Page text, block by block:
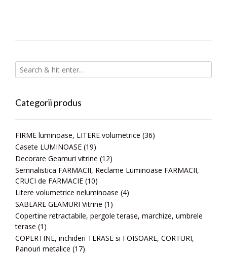
Categorii produs
FIRME luminoase, LITERE volumetrice (36)
Casete LUMINOASE (19)
Decorare Geamuri vitrine (12)
Semnalistica FARMACII, Reclame Luminoase FARMACII,
CRUCI de FARMACIE (10)
Litere volumetrice neluminoase (4)
SABLARE GEAMURI Vitrine (1)
Copertine retractabile, pergole terase, marchize, umbrele
terase (1)
COPERTINE, inchideri TERASE si FOISOARE, CORTURI,
Panouri metalice (17)